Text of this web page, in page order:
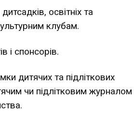
освітніх та
клубам.
і спонсорів.
дитячих та підліткових
чи підлітковим журналом